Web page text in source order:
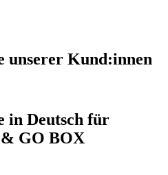
unserer Kund:innen
in Deutsch für
GO BOX